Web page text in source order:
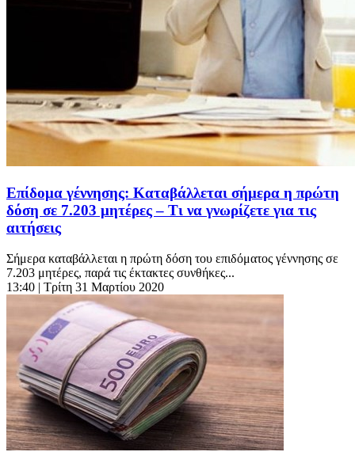
Επίδομα γέννησης: Καταβάλλεται σήμερα η πρώτη
δόση σε 7.203 μητέρες – Τι να γνωρίζετε για τις
αιτήσεις
Σήμερα καταβάλλεται η πρώτη δόση του επιδόματος γέννησης σε
7.203 μητέρες, παρά τις έκτακτες συνθήκες...
13:40 | Τρίτη 31 Μαρτίου 2020